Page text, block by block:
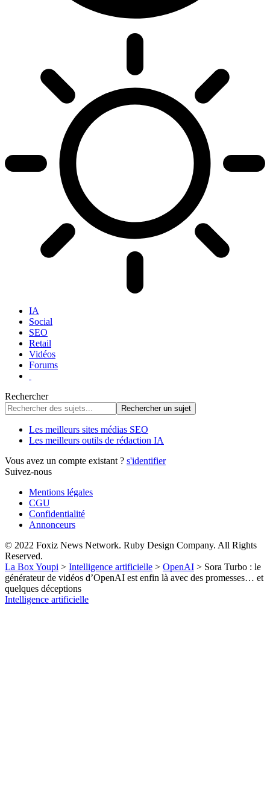
IA
Social
SEO
Retail
Vidéos
Forums
Rechercher
Les meilleurs sites médias SEO
Les meilleurs outils de rédaction IA
Vous avez un compte existant ? s'identifier
Suivez-nous
Mentions légales
CGU
Confidentialité
Annonceurs
© 2022 Foxiz News Network. Ruby Design Company. All Rights
Reserved.
La Box Youpi > Intelligence artificielle > OpenAI > Sora Turbo : le
générateur de vidéos d’OpenAI est enfin là avec des promesses… et
quelques déceptions
Intelligence artificielle